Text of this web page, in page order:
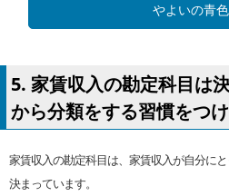
やよいの青
5. 家賃収入の勘定科目は
から分類をする習慣をつ
家賃収入の勘定科目は、家賃収入が自分に
決まっています。